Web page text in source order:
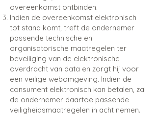
overeenkomst ontbinden.
Indien de overeenkomst elektronisch
tot stand komt, treft de ondernemer
passende technische en
organisatorische maatregelen ter
beveiliging van de elektronische
overdracht van data en zorgt hij voor
een veilige webomgeving. Indien de
consument elektronisch kan betalen, zal
de ondernemer daartoe passende
veiligheidsmaatregelen in acht nemen.